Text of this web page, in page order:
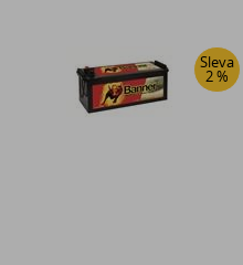
Sleva
2 %